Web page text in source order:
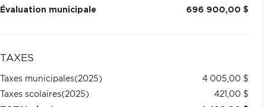
Évaluation municipale
696 900,00 $
TAXES
Taxes municipales(2025)
4 005,00 $
Taxes scolaires(2025)
421,00 $